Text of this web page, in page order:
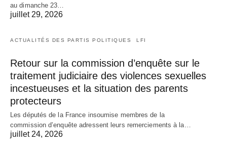
au dimanche 23…
juillet 29, 2026
ACTUALITÉS DES PARTIS POLITIQUES LFI
Retour sur la commission d’enquête sur le
traitement judiciaire des violences sexuelles
incestueuses et la situation des parents
protecteurs
Les députés de la France insoumise membres de la
commission d’enquête adressent leurs remerciements à la…
juillet 24, 2026